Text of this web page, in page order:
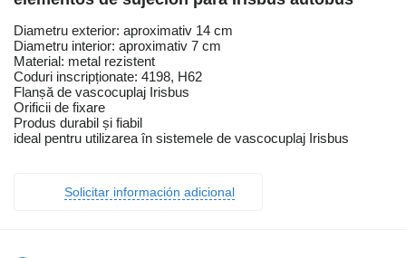
Diametru exterior: aproximativ 14 cm
Diametru interior: aproximativ 7 cm
Material: metal rezistent
Coduri inscripționate: 4198, H62
Flanșă de vascocuplaj Irisbus
Orificii de fixare
Produs durabil și fiabil
ideal pentru utilizarea în sistemele de vascocuplaj Irisbus
Solicitar información adicional